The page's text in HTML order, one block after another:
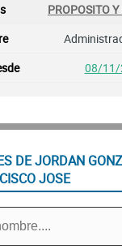
PROPOSITO
08/11/
DE JORDAN
JOSE